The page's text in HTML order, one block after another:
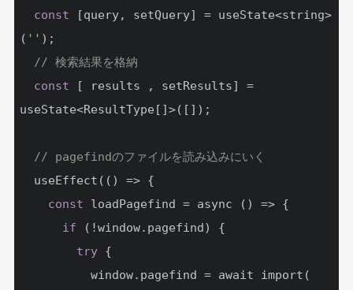
const [query, setQuery] = useState<string>
( '' );
// 検索結果を格納
const [ results , setResults] =
useState<ResultType[]>([]);
// pagefindのファイルを読み込みにいく
const loadPagefind = async () => {
if (!window.pagefind) {
try {
          window.pagefind = await import(